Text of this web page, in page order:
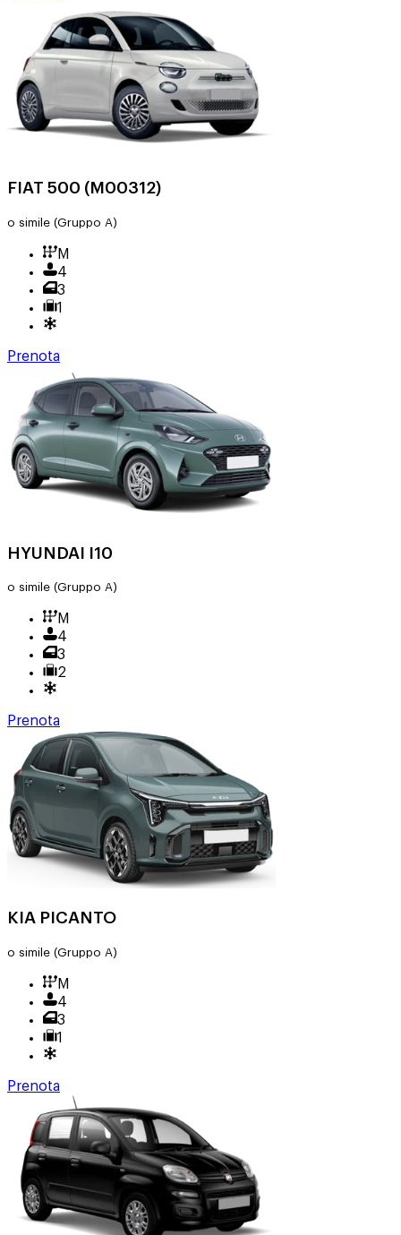
FIAT 500 (M00312)
o simile (Gruppo A)
M
4
3
1
Prenota
HYUNDAI I10
o simile (Gruppo A)
M
4
3
2
Prenota
KIA PICANTO
o simile (Gruppo A)
M
4
3
1
Prenota